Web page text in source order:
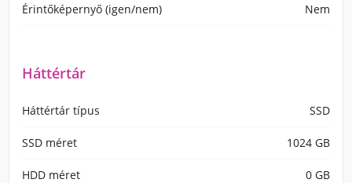
Érintőképernyő (igen/nem) Nem
Háttértár
Háttértár típus SSD
SSD méret 1024 GB
HDD méret 0 GB